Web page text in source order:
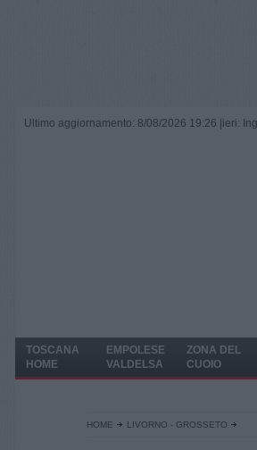
Ultimo aggiornamento: 8/08/2026 19:26 | ieri:
TOSCANA
HOME
EMPOLESE
VALDELSA
ZONA DEL
CUOIO
HOME LIVORNO - GROSSETO